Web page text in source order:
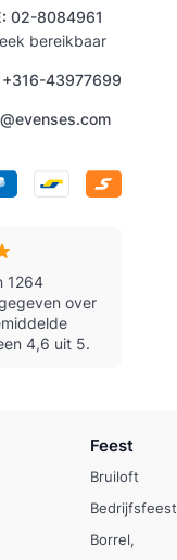
02-8084961
bereikbaar
+316-43977699
1264
over
4,6 uit 5.
Feest
Bruiloft
Bedrijfsfeest
Borrel